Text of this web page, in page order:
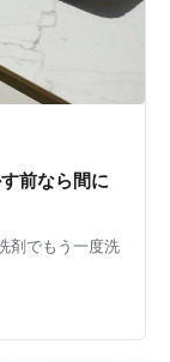
前なら間に
剤でもう一度洗